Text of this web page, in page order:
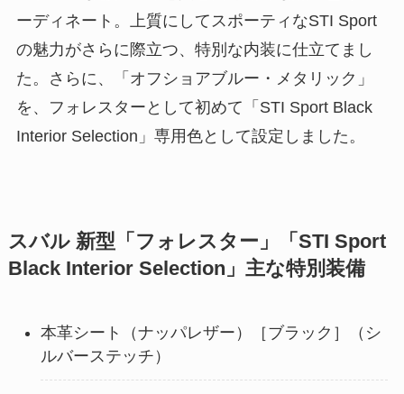
ーディネート。上質にしてスポーティなSTI Sport
の魅力がさらに際立つ、特別な内装に仕立てまし
た。さらに、「オフショアブルー・メタリック」
を、フォレスターとして初めて「STI Sport Black
Interior Selection」専用色として設定しました。
スバル 新型「フォレスター」「STI Sport
Black Interior Selection」主な特別装備
本革シート（ナッパレザー）［ブラック］（シ
ルバーステッチ）